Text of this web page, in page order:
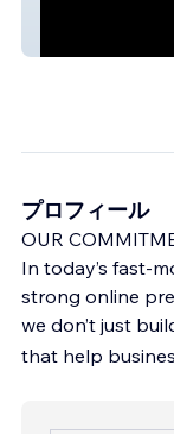
Created
プロフィール
OUR
In today’s fast-
strong online
we don’t just
that help